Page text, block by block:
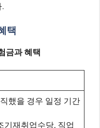
택
금과 혜택
했을 경우 일정 기간
기재취업수당, 직업